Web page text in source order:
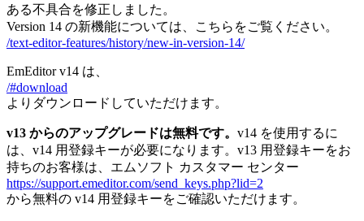
ある不具合を修正しました。
Version 14 の新機能については、こちらをご覧ください。
/text-editor-features/history/new-in-version-14/
EmEditor v14 は、
/#download
よりダウンロードしていただけます。
v13 からのアップグレードは無料です。 v14 を使用するに
は、v14 用登録キーが必要になります。v13 用登録キーをお
持ちのお客様は、エムソフト カスタマー センター
https://support.emeditor.com/send_keys.php?lid=2
から無料の v14 用登録キーをご確認いただけます。